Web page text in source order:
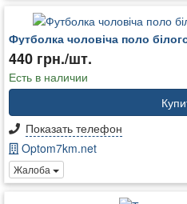
Футболка чоловіча поло
440 грн./шт.
Есть в наличии
Показать телефон
Optom7km.net
Жалоба